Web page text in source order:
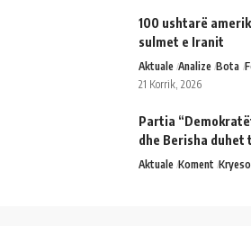
100 ushtarë
sulmet e Iranit
Aktuale Analize Bota
21 Korrik, 2026
Partia
dhe Berisha duhet
Aktuale Koment